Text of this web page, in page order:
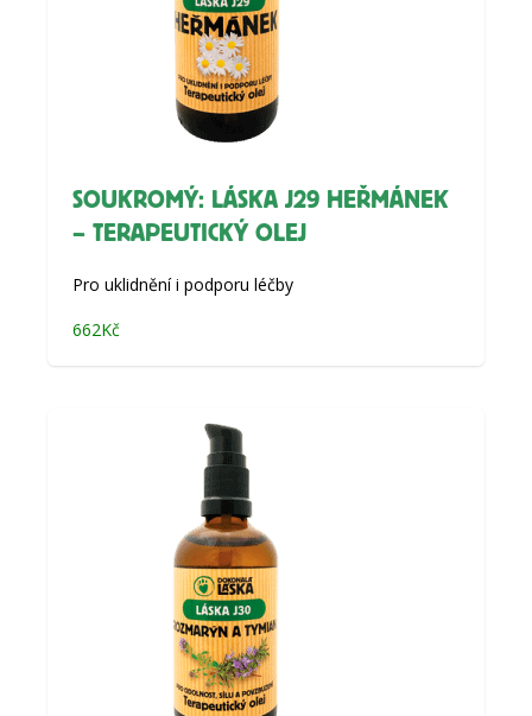
SOUKROMÝ: LÁSKA J29 HEŘMÁNEK
– TERAPEUTICKÝ OLEJ
Pro uklidnění i podporu léčby
662Kč